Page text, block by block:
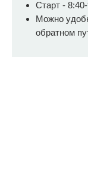
Старт -
Можно
обратном